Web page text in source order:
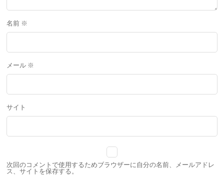
名前 ※
メール ※
サイト
次回のコメントで使用するためブラウザーに自分の名前、メールアドレ
ス、サイトを保存する。